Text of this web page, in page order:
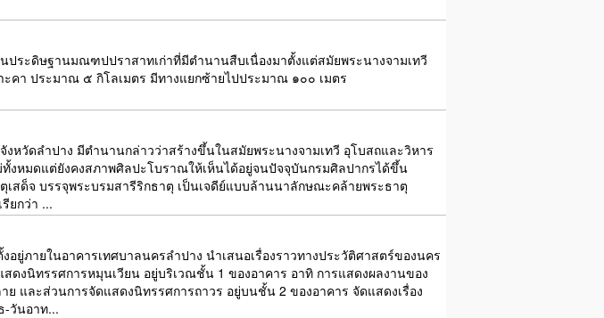
นประดิษฐานมณฑปปราสาทเก่าที่มีตำนานสืบเนื่องมาตั้งแต่สมัยพระนางจามเทวี
คา ประมาณ ๕ กิโลเมตร มีทางแยกซ้ายไปประมาณ ๑๐๐ เมตร
งหวัดลำปาง มีตำนานกล่าวว่าสร้างขึ้นในสมัยพระนางจามเทวี อุโบสถและวิหาร
งหมดแต่ยังคงสภาพศิลปะโบราณให้เห็นได้อยู่จนปัจจุบันกรมศิลปากรได้ขึ้น
สด็จ บรรจุพระบรมสารีริกธาตุ เป็นเจดีย์แบบล้านนาลักษณะคล้ายพระธาตุ
กว่า ...
ยู่ภายในอาคารเทศบาลนครลำปาง นำเสนอเรื่องราวทางประวัติศาสตร์ของนคร
ดงนิทรรศการหมุนเวียน อยู่บริเวณชั้น 1 ของอาคาร อาทิ การแสดงผลงานของ
และส่วนการจัดแสดงนิทรรศการถาวร อยู่บนชั้น 2 ของอาคาร จัดแสดงเรื่อง
-วันอาท...